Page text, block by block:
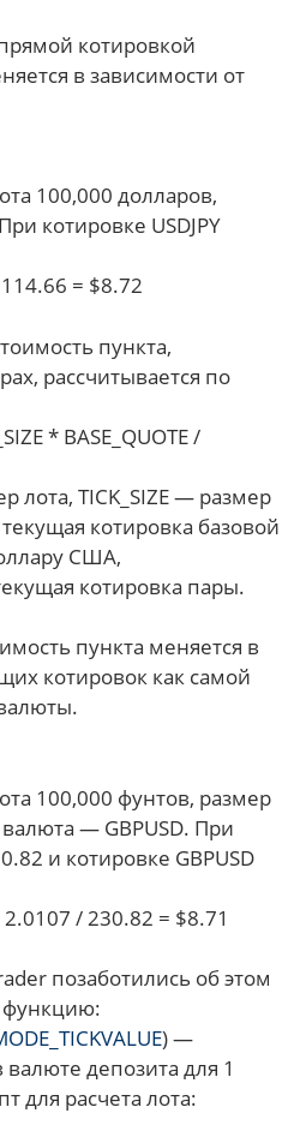
котировкой
в зависимости от
100,000 долларов,
котировке USDJPY
= $8.72
пункта,
рассчитывается по
* BASE_QUOTE /
лота, TICK_SIZE — размер
котировка базовой
США,
котировка пары.
пункта меняется в
котировок как самой
100,000 фунтов, размер
— GBPUSD. При
и котировке GBPUSD
/ 230.82 = $8.71
позаботились об этом
функцию:
) —
валюте депозита для 1
для расчета лота: